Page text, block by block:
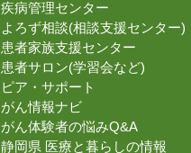
疾病管理センター
よろず相談(相談支援センター)
患者家族支援センター
患者サロン(学習会など)
ピア・サポート
がん情報ナビ
がん体験者の悩みQ&A
静岡県 医療と暮らしの情報